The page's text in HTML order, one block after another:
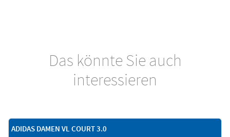
Das könnte Sie auch
interessieren
ADIDAS DAMEN VL COURT 3.0